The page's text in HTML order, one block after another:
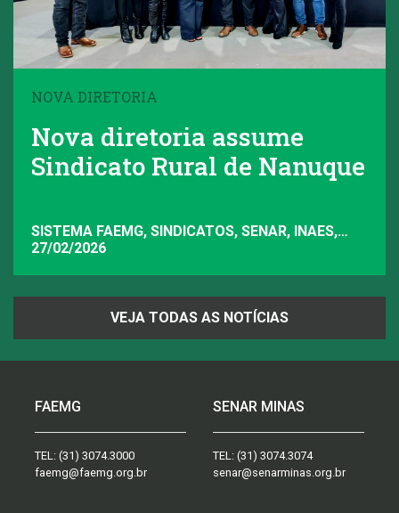
NOVA DIRETORIA
Nova diretoria assume
Sindicato Rural de Nanuque
SISTEMA FAEMG, SINDICATOS, SENAR, INAES,
FAEMG
27/02/2026
VEJA TODAS AS NOTÍCIAS
FAEMG
TEL: (31) 3074.3000
faemg@faemg.org.br
SENAR MINAS
TEL: (31) 3074.3074
senar@senarminas.org.br